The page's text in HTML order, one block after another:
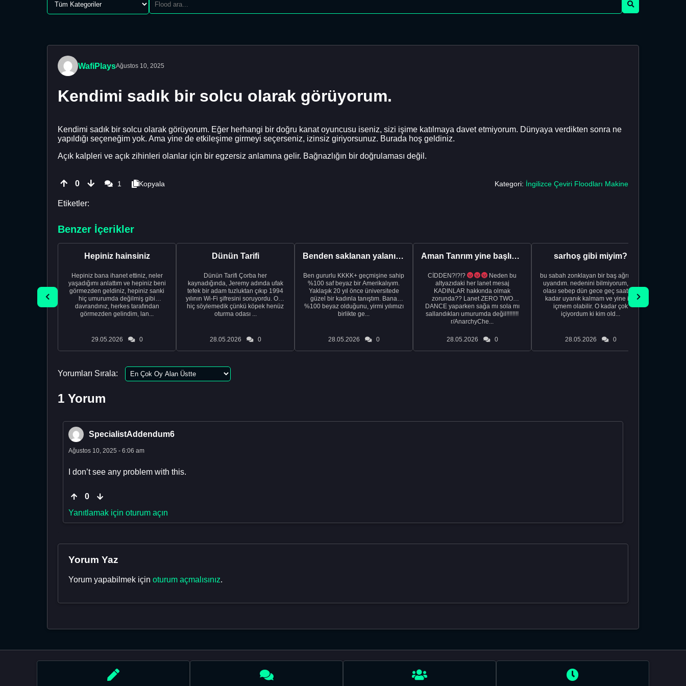
WafiPlaysAğustos 10, 2025
Kendimi sadık bir solcu olarak görüyorum.
Kendimi sadık bir solcu olarak görüyorum. Eğer herhangi bir doğru kanat oyuncusu iseniz, sizi işime katılmaya davet etmiyorum. Dünyaya verdikten sonra ne
yapıldığı seçeneğim yok. Ama yine de etkileşime girmeyi seçerseniz, izinsiz giriyorsunuz. Burada hoş geldiniz.
Açık kalpleri ve açık zihinleri olanlar için bir egzersiz anlamına gelir. Bağnazlığın bir doğrulaması değil.
0 1 Kopyala Kategori: İngilizce Çeviri Floodları Makine
Etiketler:
Benzer İçerikler
Hepiniz hainsiniz
Hepiniz bana ihanet ettiniz, neler
yaşadığımı anlattım ve hepiniz beni
görmezden geldiniz, hepiniz sanki
hiç umurumda değilmiş gibi
davrandınız, herkes tarafından
görmezden gelindim, lan...
29.05.2026 0
Dünün Tarifi
Dünün Tarifi Çorba her
kaynadığında, Jeremy adında ufak
tefek bir adam tuzluktan çıkıp 1994
yılının Wi-Fi şifresini soruyordu. Ona
hiç söylemedik çünkü köpek henüz
oturma odası ...
28.05.2026 0
Benden saklanan yalanı ortaya çıkardıktan sonra eşimden...
Ben gururlu KKKK+ geçmişine sahip
%100 saf beyaz bir Amerikalıyım.
Yaklaşık 20 yıl önce üniversitede
güzel bir kadınla tanıştım. Bana
%100 beyaz olduğunu, yirmi yılımızı
birlikte ge...
28.05.2026 0
Aman Tanrım yine başlıyoruz..
CİDDEN?!?!?
Neden bu
altyazıdaki her lanet mesaj
KADINLAR hakkında olmak
zorunda?? Lanet ZERO TWO
DANCE yaparken sağa mı sola mı
sallandıkları umurumda değil!!!!!!!!
r/AnarchyChe...
28.05.2026 0
sarhoş gibi miyim?
bu sabah zonklayan bir baş ağrısıyla
uyandım. nedenini bilmiyorum, tek
olası sebep dün gece geç saatlere
kadar uyanık kalmam ve yine içki
içmem olabilir. O kadar çok
içiyordum ki kim old...
28.05.2026 0
Yorumları Sırala:
1 Yorum
SpecialistAddendum6
Ağustos 10, 2025 - 6:06 am
I don’t see any problem with this.
0
Yanıtlamak için oturum açın
Yorum Yaz
Yorum yapabilmek için oturum açmalısınız.